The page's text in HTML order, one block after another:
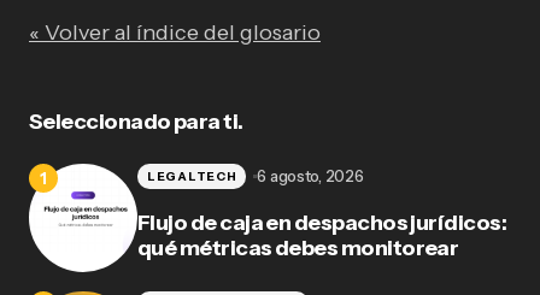
« Volver al índice del glosario
Seleccionado para ti.
Flujo de caja en despachos jurídicos:
qué métricas debes monitorear
LEGALTECH 6 agosto, 2026